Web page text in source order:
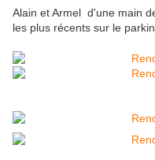
Alain et Armel d'une main
les plus récents sur le